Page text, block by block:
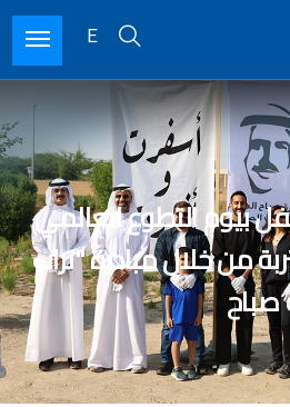
E
بيوم التطوع العالمي
من خلال مبادرة "تراب